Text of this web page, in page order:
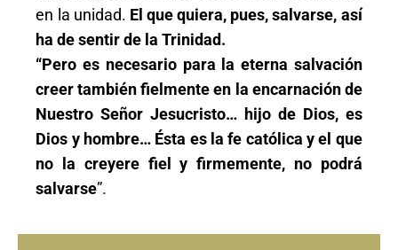
en la unidad. El que quiera, pues, salvarse, así
ha de sentir de la Trinidad.
“Pero es necesario para la eterna salvación
creer también fielmente en la encarnación de
Nuestro Señor Jesucristo… hijo de Dios, es
Dios y hombre… Ésta es la fe católica y el que
no la creyere fiel y firmemente, no podrá
salvarse”.